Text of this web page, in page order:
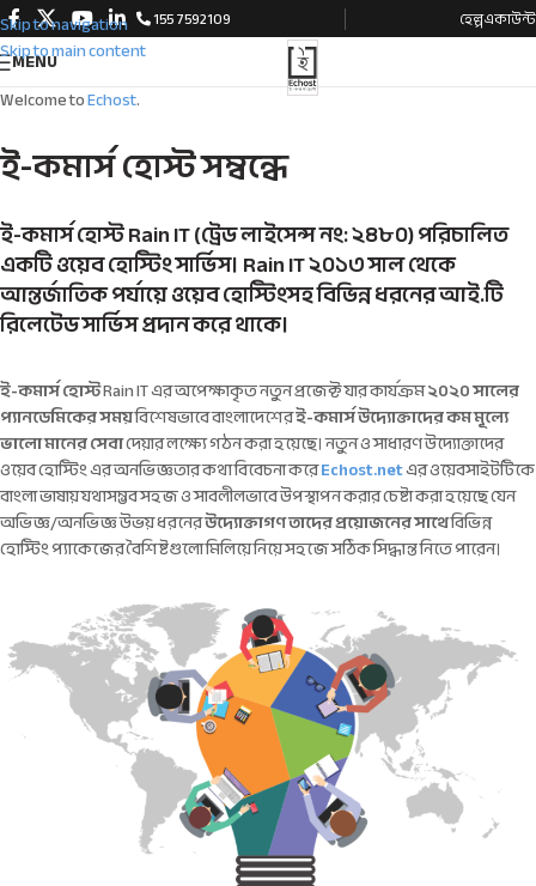
Skip to navigation
Skip to main content
155 7592109 হেল্পএকাউন্ট
MENU
Welcome toEchost.
ই-কমার্স হোস্ট সম্বন্ধে
ই-কমার্স হোস্ট Rain IT (ট্রেড লাইসেন্স নং: ২৪৮০) পরিচালিত
একটি ওয়েব হোস্টিং সার্ভিস। Rain IT ২০১৩ সাল থেকে
আন্তর্জাতিক পর্যায়ে ওয়েব হোস্টিংসহ বিভিন্ন ধরনের আই.টি
রিলেটেড সার্ভিস প্রদান করে থাকে।
ই-কমার্স হোস্টRain IT এর অপেক্ষাকৃত নতুন প্রজেক্ট যার কার্যক্রম২০২০ সালের
প্যানডেমিকের সময়বিশেষভাবে বাংলাদেশেরই-কমার্স উদ্যোক্তাদের কম মূল্যে
ভালো মানের সেবাদেয়ার লক্ষ্যে গঠন করা হয়েছে। নতুন ও সাধারণ উদ্যোক্তাদের
ওয়েব হোস্টিং এর অনভিজ্ঞতার কথা বিবেচনা করেEchost.netএর ওয়েবসাইটটিকে
বাংলা ভাষায় যথাসম্ভব সহজ ও সাবলীলভাবে উপস্থাপন করার চেষ্টা করা হয়েছে যেন
অভিজ্ঞ/অনভিজ্ঞ উভয় ধরনেরউদ্যোক্তাগণ তাদের প্রয়োজনের সাথেবিভিন্ন
হোস্টিং প্যাকেজের বৈশিষ্টগুলো মিলিয়ে নিয়ে সহজে সঠিক সিদ্ধান্ত নিতে পারেন।